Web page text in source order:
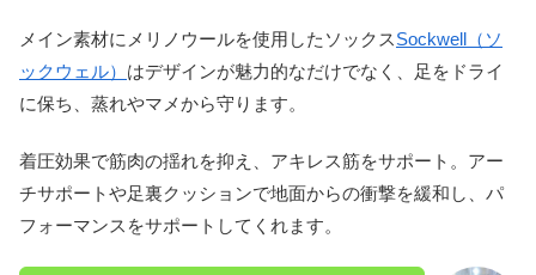
メイン素材にメリノウールを使用したソックスSockwell（ソ
ックウェル） はデザインが魅力的なだけでなく、足をドライ
に保ち、蒸れやマメから守ります。
着圧効果で筋肉の揺れを抑え、アキレス筋をサポート。アー
チサポートや足裏クッションで地面からの衝撃を緩和し、パ
フォーマンスをサポートしてくれます。